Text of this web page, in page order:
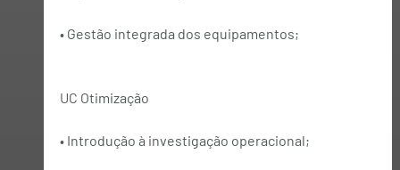
• Gestão integrada dos equipamentos;
UC Otimização
• Introdução à investigação operacional;